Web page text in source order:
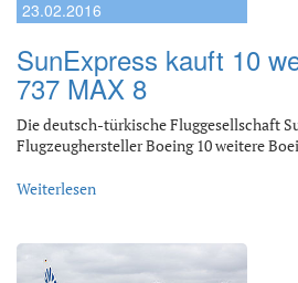
23.02.2016
SunExpress kauft 10
737 MAX 8
Die deutsch-türkische Fluggesellschaft
Flugzeughersteller Boeing 10 weitere
Weiterlesen